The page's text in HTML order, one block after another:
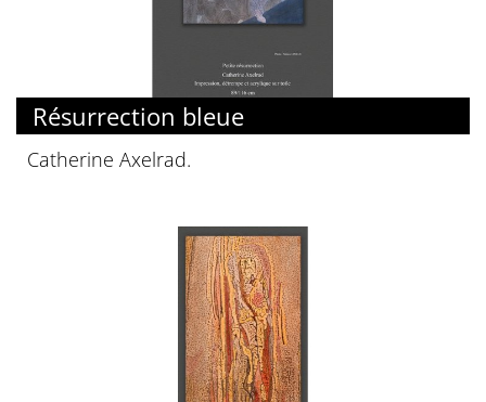
Résurrection bleue
Catherine Axelrad.